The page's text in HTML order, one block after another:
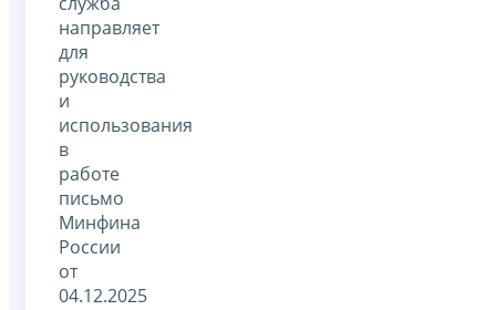
направляет
для
руководства
и
использования
в
работе
письмо
Минфина
России
от
04.12.2025